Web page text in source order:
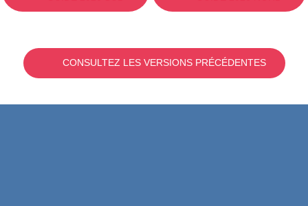
CONSULTEZ LES VERSIONS PRÉCÉDENTES